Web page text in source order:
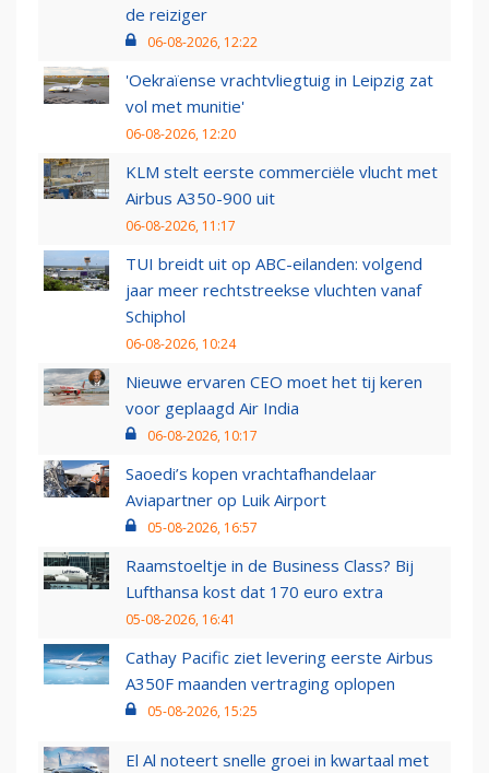
de reiziger
06-08-2026, 12:22
'Oekraïense vrachtvliegtuig in Leipzig zat
vol met munitie'
06-08-2026, 12:20
KLM stelt eerste commerciële vlucht met
Airbus A350-900 uit
06-08-2026, 11:17
TUI breidt uit op ABC-eilanden: volgend
jaar meer rechtstreekse vluchten vanaf
Schiphol
06-08-2026, 10:24
Nieuwe ervaren CEO moet het tij keren
voor geplaagd Air India
06-08-2026, 10:17
Saoedi’s kopen vrachtafhandelaar
Aviapartner op Luik Airport
05-08-2026, 16:57
Raamstoeltje in de Business Class? Bij
Lufthansa kost dat 170 euro extra
05-08-2026, 16:41
Cathay Pacific ziet levering eerste Airbus
A350F maanden vertraging oplopen
05-08-2026, 15:25
El Al noteert snelle groei in kwartaal met